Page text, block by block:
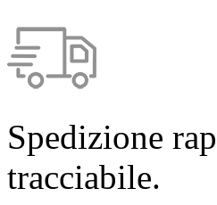
Spedizione
tracciabile.